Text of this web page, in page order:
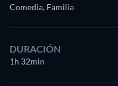
Comedia, Familia
DURACIÓN
1h 32min